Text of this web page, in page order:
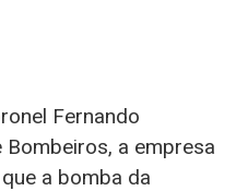
Fernando
a empresa
a bomba da